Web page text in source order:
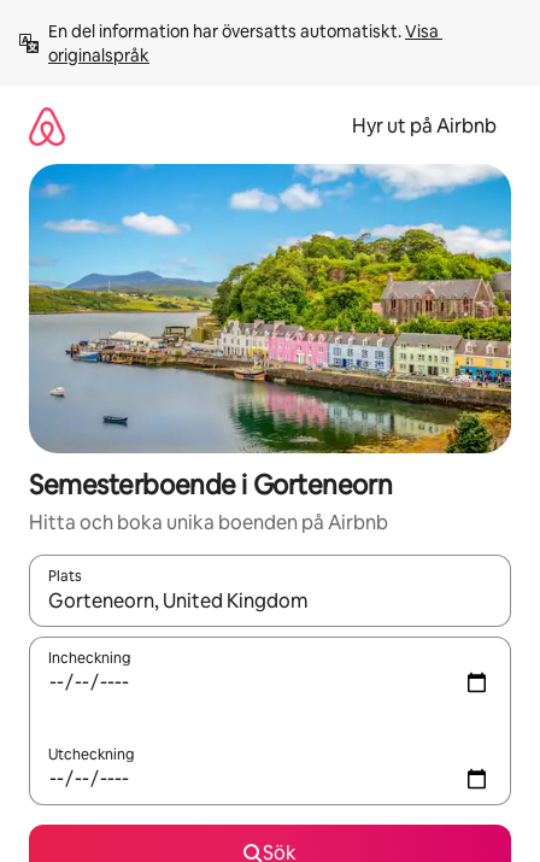
innehåll
En del information har översatts automatiskt. Visa
originalspråk
Hyr ut på Airbnb
Semesterboende i Gorteneorn
Hitta och boka unika boenden på Airbnb
Plats
När resultaten är tillgängliga kan du navigera med upp- och
Incheckning
Utcheckning
Sök